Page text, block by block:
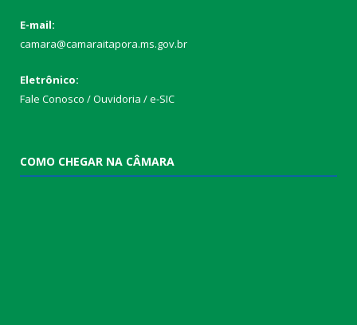
E-mail:
camara@camaraitapora.ms.gov.br
Eletrônico:
Fale Conosco / Ouvidoria / e-SIC
COMO CHEGAR NA CÂMARA